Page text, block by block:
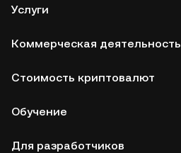
Услуги
Коммерческая деятельность
Стоимость криптовалют
Обучение
Для разработчиков